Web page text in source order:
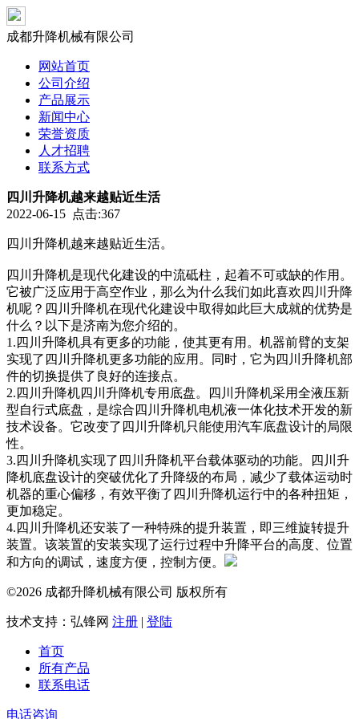
成都升降机械有限公司
网站首页
公司介绍
产品展示
新闻中心
荣誉资质
人才招聘
联系方式
四川升降机越来越贴近生活
2022-06-15 点击:367
四川升降机越来越贴近生活。
四川升降机是现代化建设的中流砥柱，起着不可或缺的作用。
它被广泛应用于高空作业，那么为什么我们如此喜欢四川升降
机呢？四川升降机在现代化建设中取得如此巨大成就的优势是
什么？以下是济南为您介绍的。
1.四川升降机具有更多的功能，使其更有用。机器前臂的支架
实现了四川升降机更多功能的应用。同时，它为四川升降机部
件的切换提供了良好的连接点。
2.四川升降机四川升降机专用底盘。四川升降机采用全液压新
型自行式底盘，是综合四川升降机电机液一体化技术开发的新
技术设备。它改变了四川升降机只能使用汽车底盘设计的局限
性。
3.四川升降机实现了四川升降机平台载体驱动的功能。四川升
降机底盘设计的突破优化了升降级的布局，减少了载体运动时
机器的重心偏移，有效平衡了四川升降机运行中的各种扭矩，
更加稳定。
4.四川升降机还安装了一种特殊的提升装置，即三维旋转提升
装置。该装置的安装实现了运行过程中升降平台的高度、位置
和方向的调试，速度方便，控制方便。
©2026 成都升降机械有限公司 版权所有
技术支持：弘锋网 注册 | 登陆
首页
所有产品
联系电话
电话咨询